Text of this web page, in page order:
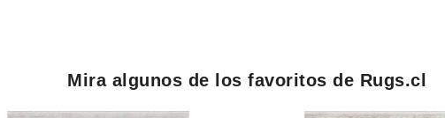
Mira algunos de los favoritos de Rugs.cl